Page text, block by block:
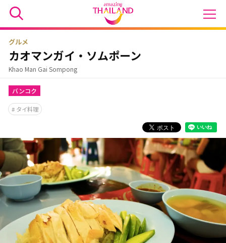
グルメ
カオマンガイ・ソムポーン
Khao Man Gai Sompong
バンコク
タイ料理